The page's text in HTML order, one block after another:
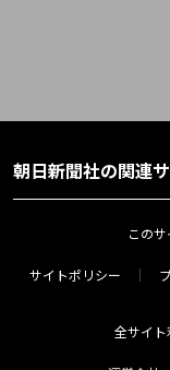
朝日新聞社の関連
この
サイトポリシー
全サイ